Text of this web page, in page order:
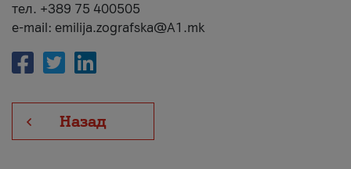
тел. +389 75 400505
e-mail: emilija.zografska@A1.mk
Назад